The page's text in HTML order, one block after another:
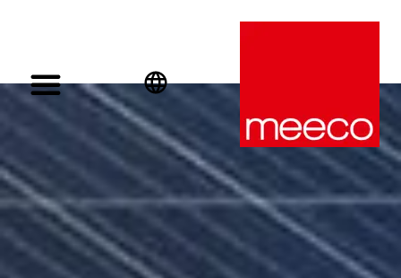
English
Deutsch
Español